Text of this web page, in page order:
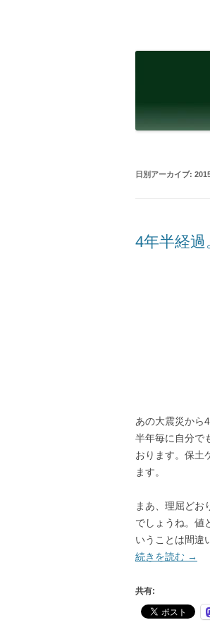
へ
日別アーカイブ:
4年半経過
あの大震災から
半年毎に自分で
おります。保土
ます。
まあ、理屈どお
でしょうね。値
いうことは間違
続きを読む →
共有: